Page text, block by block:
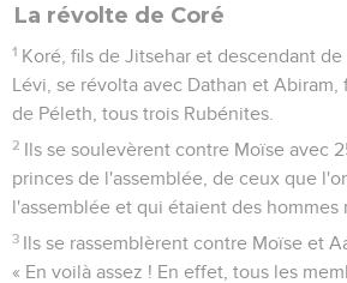
La révolte de Coré
1 Koré, fils de Jitsehar et descendant
Lévi, se révolta avec Dathan et Abiram,
de Péleth, tous trois Rubénites.
2 Ils se soulevèrent contre Moïse avec
princes de l'assemblée, de ceux que
l'assemblée et qui étaient des hommes
3 Ils se rassemblèrent contre Moïse et
« En voilà assez ! En effet, tous les